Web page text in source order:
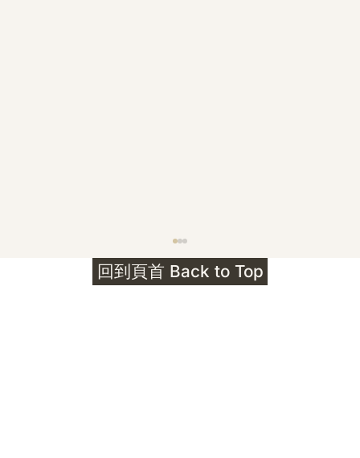
回到頁首 Back to Top